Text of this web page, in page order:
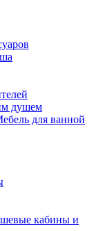
душем
для ванной
кабины и